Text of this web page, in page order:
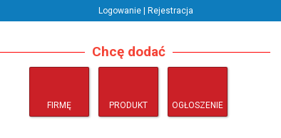
Logowanie | Rejestracja
Chcę dodać
FIRMĘ PRODUKT OGŁOSZENIE